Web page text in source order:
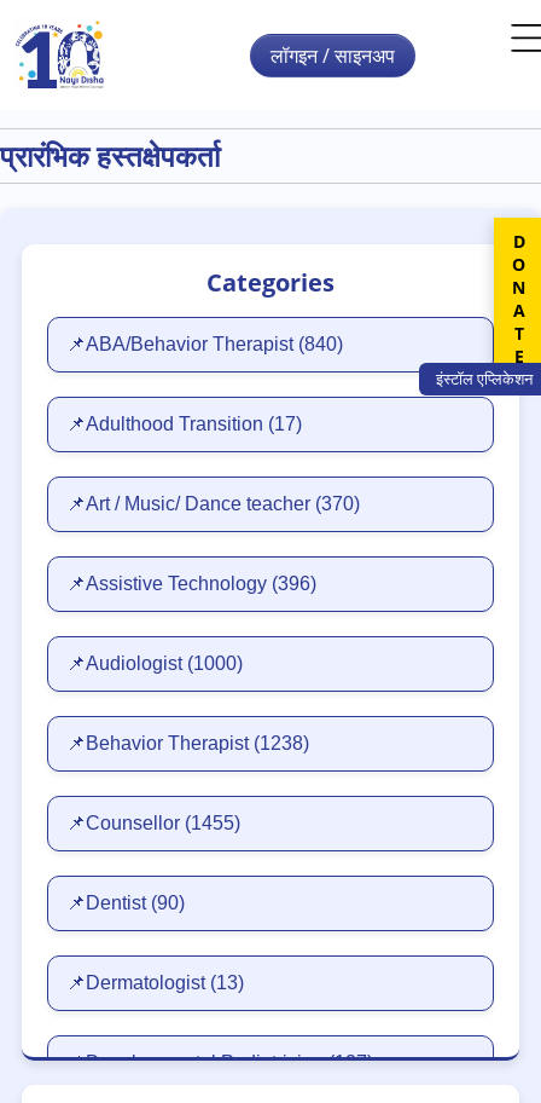
Skip to main content
इंस्टॉलएप्लिकेशन
लॉगइन / साइनअप
प्रारंभिक हस्तक्षेपकर्ता
Categories
📌ABA/Behavior Therapist (840)
📌Adulthood Transition (17)
📌Art / Music/ Dance teacher (370)
📌Assistive Technology (396)
📌Audiologist (1000)
📌Behavior Therapist (1238)
📌Counsellor (1455)
📌Dentist (90)
📌Dermatologist (13)
📌Developmental Pediatrician(127)
DONATE